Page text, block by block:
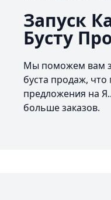
Запуск
Бусту
Мы поможем вам
буста продаж,
предложения на
больше заказов.